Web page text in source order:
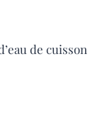
de cuisson